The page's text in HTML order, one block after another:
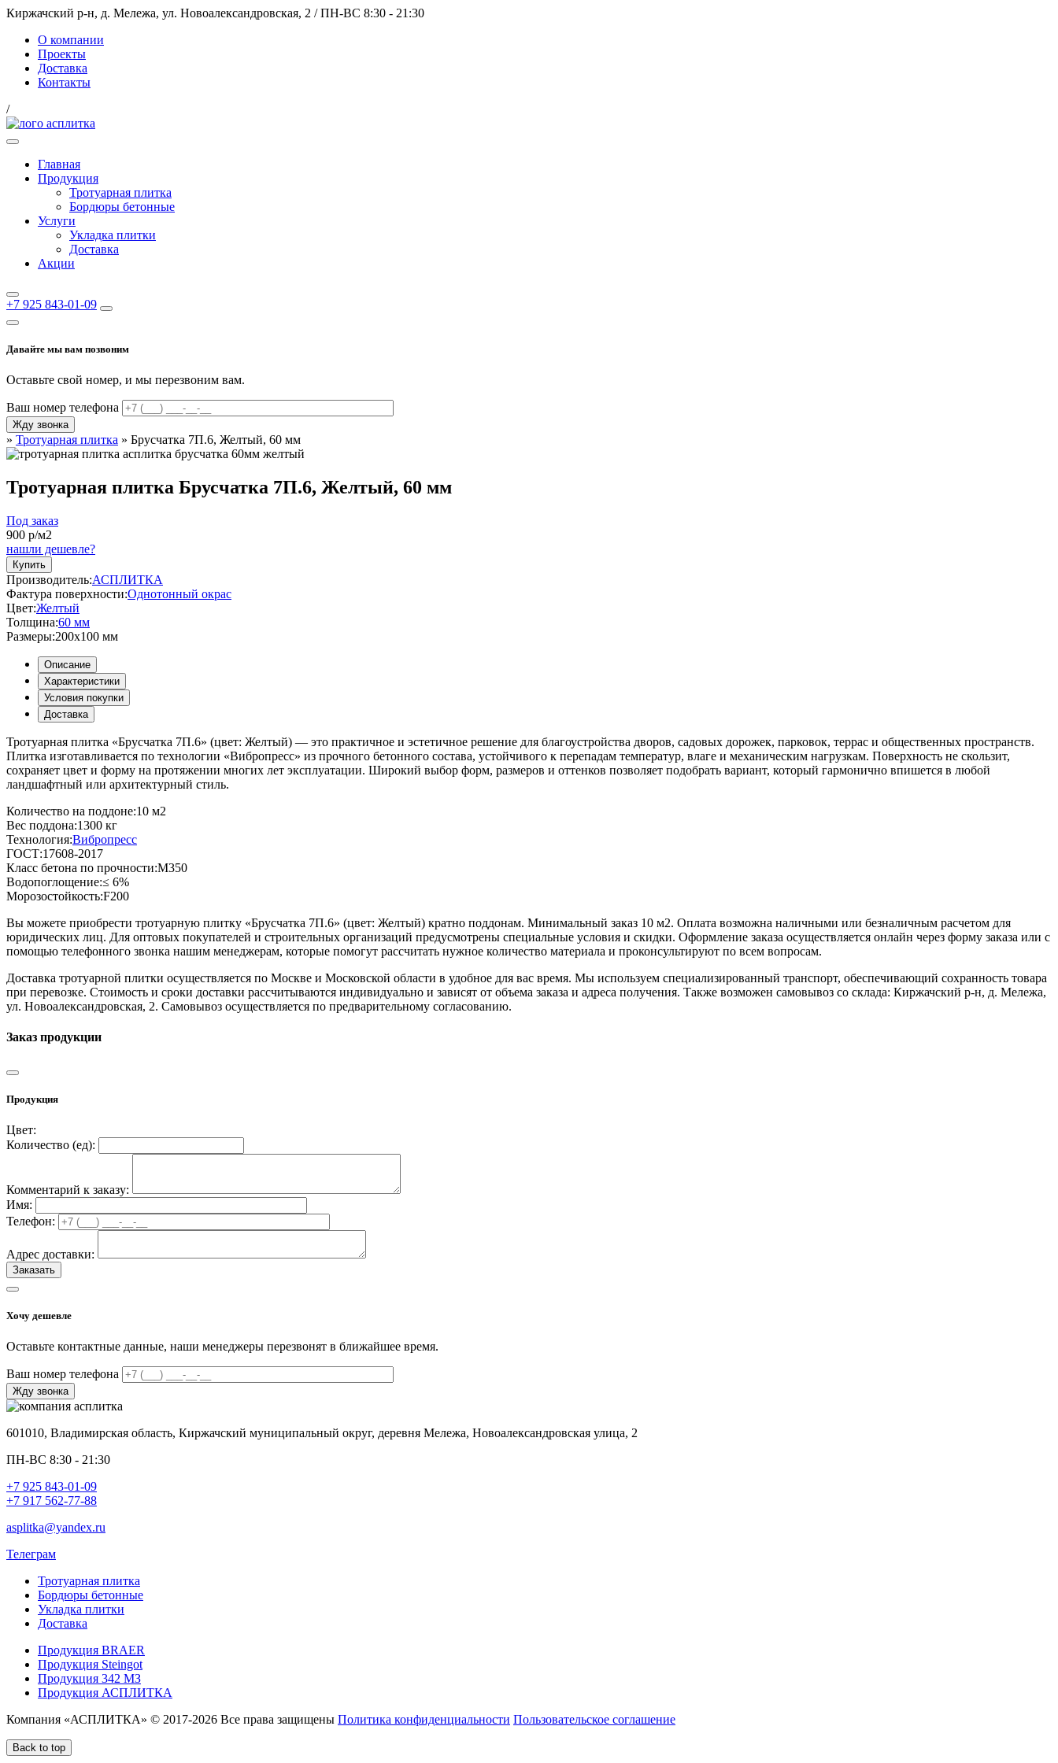
Киржачский р-н, д. Мележа, ул. Новоалександровская, 2 / ПН-ВС 8:30 - 21:30
О компании
Проекты
Доставка
Контакты
/
Главная
Продукция
Тротуарная плитка
Бордюры бетонные
Услуги
Укладка плитки
Доставка
Акции
+7 925 843-01-09
Давайте мы вам позвоним
Оставьте свой номер, и мы перезвоним вам.
Ваш номер телефона
» Тротуарная плитка » Брусчатка 7П.6, Желтый, 60 мм
Тротуарная плитка Брусчатка 7П.6, Желтый, 60 мм
Под заказ
900 р/м2
нашли дешевле?
Купить
Производитель:АСПЛИТКА
Фактура поверхности:Однотонный окрас
Цвет:Желтый
Толщина:60 мм
Размеры:200x100 мм
Описание
Характеристики
Условия покупки
Доставка
Тротуарная плитка «Брусчатка 7П.6» (цвет: Желтый) — это практичное и эстетичное решение для благоустройства дворов, садовых дорожек, парковок, террас и общественных пространств.
Плитка изготавливается по технологии «Вибропресс» из прочного бетонного состава, устойчивого к перепадам температур, влаге и механическим нагрузкам. Поверхность не скользит,
сохраняет цвет и форму на протяжении многих лет эксплуатации. Широкий выбор форм, размеров и оттенков позволяет подобрать вариант, который гармонично впишется в любой
ландшафтный или архитектурный стиль.
Количество на поддоне:10 м2
Вес поддона:1300 кг
Технология:Вибропресс
ГОСТ:17608-2017
Класс бетона по прочности:М350
Водопоглощение:≤ 6%
Морозостойкость:F200
Вы можете приобрести тротуарную плитку «Брусчатка 7П.6» (цвет: Желтый) кратно поддонам. Минимальный заказ 10 м2. Оплата возможна наличными или безналичным расчетом для
юридических лиц. Для оптовых покупателей и строительных организаций предусмотрены специальные условия и скидки. Оформление заказа осуществляется онлайн через форму заказа или с
помощью телефонного звонка нашим менеджерам, которые помогут рассчитать нужное количество материала и проконсультируют по всем вопросам.
Доставка тротуарной плитки осуществляется по Москве и Московской области в удобное для вас время. Мы используем специализированный транспорт, обеспечивающий сохранность товара
при перевозке. Стоимость и сроки доставки рассчитываются индивидуально и зависят от объема заказа и адреса получения. Также возможен самовывоз со склада: Киржачский р-н, д. Мележа,
ул. Новоалександровская, 2. Самовывоз осуществляется по предварительному согласованию.
Заказ продукции
Продукция
Цвет:
Количество (ед):
Комментарий к заказу:
Имя:
Телефон:
Адрес доставки:
Хочу дешевле
Оставьте контактные данные, наши менеджеры перезвонят в ближайшее время.
Ваш номер телефона
601010, Владимирская область, Киржачский муниципальный округ, деревня Мележа, Новоалександровская улица, 2
ПН-ВС 8:30 - 21:30
+7 925 843-01-09
+7 917 562-77-88
asplitka@yandex.ru
Телеграм
Тротуарная плитка
Бордюры бетонные
Укладка плитки
Доставка
Продукция BRAER
Продукция Steingot
Продукция 342 МЗ
Продукция АСПЛИТКА
Компания «АСПЛИТКА» © 2017-2026 Все права защищены Политика конфиденциальности Пользовательское соглашение
Back to top